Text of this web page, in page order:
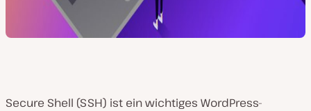
Secure Shell (SSH) ist ein wichtiges WordPress-